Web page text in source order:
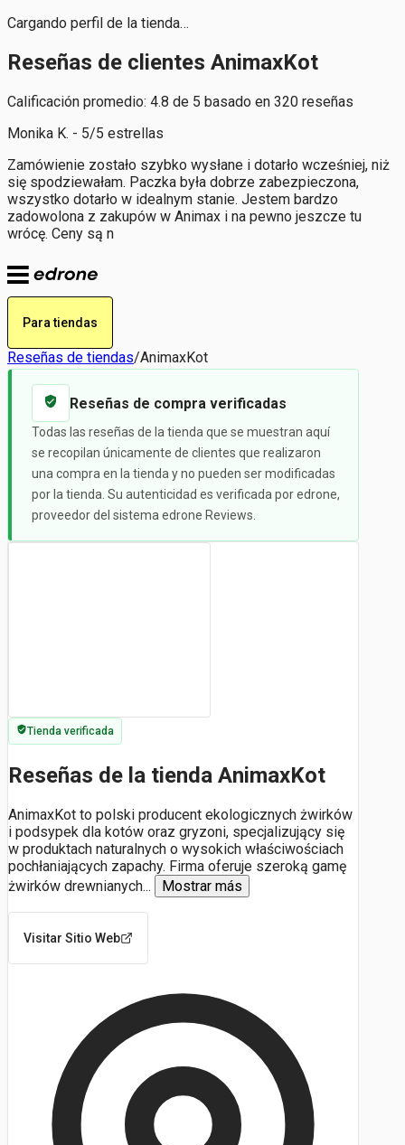
Cargando perfil de la tienda…
Reseñas de clientes AnimaxKot
Calificación promedio: 4.8 de 5 basado en 320 reseñas
Monika K. - 5/5 estrellas
Zamówienie zostało szybko wysłane i dotarło wcześniej, niż
się spodziewałam. Paczka była dobrze zabezpieczona,
wszystko dotarło w idealnym stanie. Jestem bardzo
zadowolona z zakupów w Animax i na pewno jeszcze tu
wrócę. Ceny są n
Para tiendas
Reseñas de tiendas/AnimaxKot
Reseñas de compra verificadas
Todas las reseñas de la tienda que se muestran aquí
se recopilan únicamente de clientes que realizaron
una compra en la tienda y no pueden ser modificadas
por la tienda. Su autenticidad es verificada por edrone,
proveedor del sistema edrone Reviews.
Tienda verificada
Reseñas de la tienda AnimaxKot
AnimaxKot to polski producent ekologicznych żwirków
i podsypek dla kotów oraz gryzoni, specjalizujący się
w produktach naturalnych o wysokich właściwościach
pochłaniających zapachy. Firma oferuje szeroką gamę
żwirków drewnianych... Mostrar más
Visitar Sitio Web